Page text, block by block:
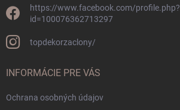
https://www.facebook.com/profile.php?
id=100076362713297
topdekorzaclony/
INFORMÁCIE PRE VÁS
Ochrana osobných údajov